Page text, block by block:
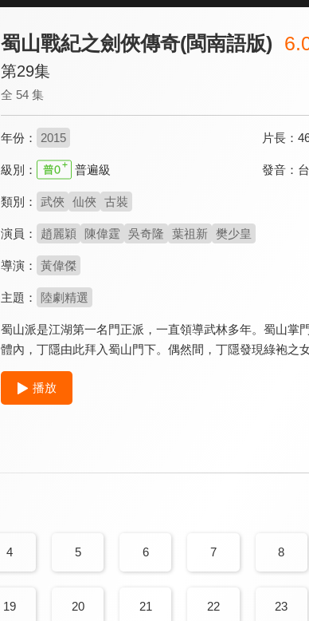
蜀山戰紀之劍俠傳奇(閩南語版)
第29集
全 54 集
年份： 2015 片長：
級別： 普遍級 發音：
類別： 武俠 仙俠 古裝
演員： 趙麗穎 陳偉霆 吳奇隆 葉祖新 樊少皇
導演： 黃偉傑
主題： 陸劇精選
蜀山派是江湖第一名門正派，一直領導武林多年。蜀山掌
體內，丁隱由此拜入蜀山門下。偶然間，丁隱發現綠袍
播放
4 5 6 7 8
19 20 21 22 23